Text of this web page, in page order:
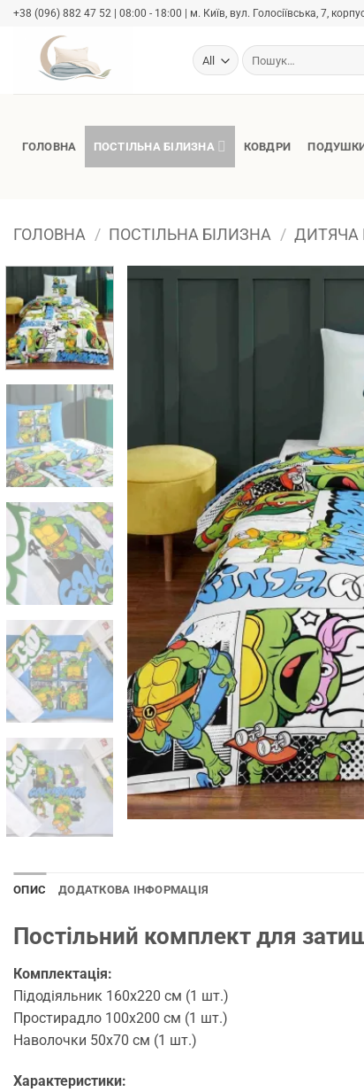
Skip
content
+38 (096) 882 47 52 | 08:00 - 18:00 | м. Київ, вул. Голосіївська, 7,
Шукати:
ГОЛОВНА ПОСТІЛЬНА БІЛИЗНА КОВДРИ
ГОЛОВНА / ПОСТІЛЬНА БІЛИЗНА / ДИТЯЧА
ОПИС ДОДАТКОВА ІНФОРМАЦІЯ
Постільний комплект для
Комплектація:
Підодіяльник 160х220 см (1 шт.)
Простирадло 100х200 см (1 шт.)
Наволочки 50х70 см (1 шт.)
Характеристики: